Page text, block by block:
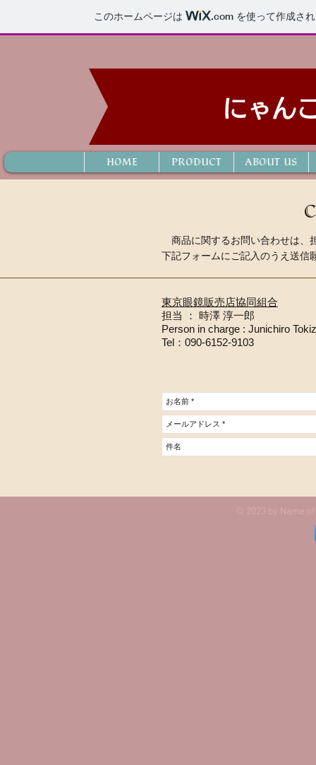
このホームページは .com を使って作成さ
にゃん
HOME PRODUCT ABOUT US
商品に関するお問い合わせは、
下記フォームにご記入のうえ送信
東京眼鏡販売店協同組合
担当 ： 時澤 淳一郎
Person in charge : Junichiro
Tel：090-6152-9103
© 2023 by Name